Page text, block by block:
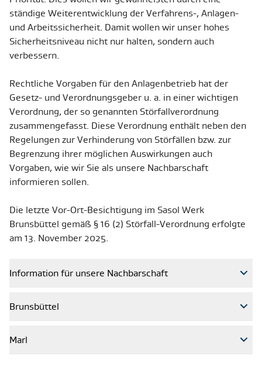
ständige Weiterentwicklung der Verfahrens-, Anlagen-
und Arbeitssicherheit. Damit wollen wir unser hohes
Sicherheitsniveau nicht nur halten, sondern auch
verbessern.
Rechtliche Vorgaben für den Anlagenbetrieb hat der
Gesetz- und Verordnungsgeber u. a. in einer wichtigen
Verordnung, der so genannten Störfallverordnung
zusammengefasst. Diese Verordnung enthält neben den
Regelungen zur Verhinderung von Störfällen bzw. zur
Begrenzung ihrer möglichen Auswirkungen auch
Vorgaben, wie wir Sie als unsere Nachbarschaft
informieren sollen.
Die letzte Vor-Ort-Besichtigung im Sasol Werk
Brunsbüttel gemäß § 16 (2) Störfall-Verordnung erfolgte
am 13. November 2025.
Information für unsere Nachbarschaft
Brunsbüttel
Marl